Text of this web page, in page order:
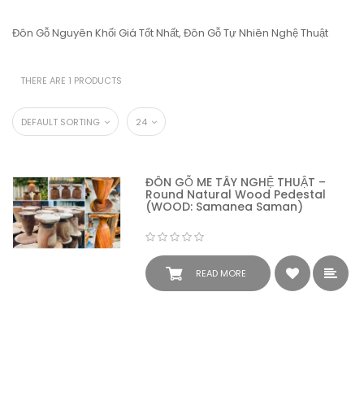
Đôn Gỗ Nguyên Khối Giá Tốt Nhất, Đôn Gỗ Tự Nhiên Nghệ Thuật
THERE ARE 1 PRODUCTS
DEFAULT SORTING 24
READ MORE
ĐÔN GỖ ME TÂY NGHỆ THUẬT –
Round Natural Wood Pedestal
(WOOD: Samanea Saman)